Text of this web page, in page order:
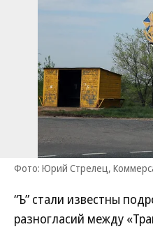
Фото: Юрий Стрелец,
“Ъ” стали известны
разногласий между